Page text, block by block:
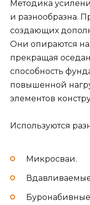
Методика
и разнообразна.
создающих
Они опираются на
прекращая
способность
повышенной
элементов
Используются
Микросваи.